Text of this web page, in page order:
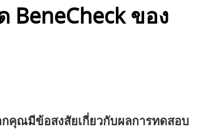
BeneCheck ของ
มีข้อสงสัยเกี่ยวกับผลการทดสอบ